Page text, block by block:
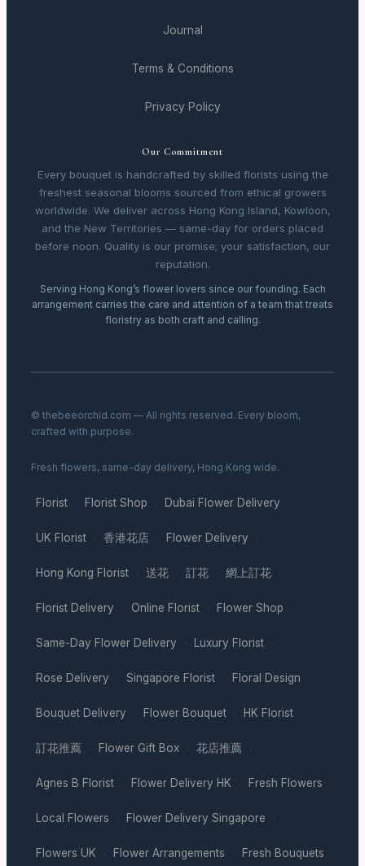
Journal
Terms & Conditions
Privacy Policy
Our Commitment
Every bouquet is handcrafted by skilled florists using the
freshest seasonal blooms sourced from ethical growers
worldwide. We deliver across Hong Kong Island, Kowloon,
and the New Territories — same-day for orders placed
before noon. Quality is our promise; your satisfaction, our
reputation.
Serving Hong Kong’s flower lovers since our founding. Each
arrangement carries the care and attention of a team that treats
floristry as both craft and calling.
© thebeeorchid.com — All rights reserved. Every bloom,
crafted with purpose.
Fresh flowers, same-day delivery, Hong Kong wide.
Florist · Florist Shop · Dubai Flower Delivery ·
UK Florist · 香港花店 · Flower Delivery ·
Hong Kong Florist · 送花 · 訂花 · 網上訂花 ·
Florist Delivery · Online Florist · Flower Shop ·
Same-Day Flower Delivery · Luxury Florist ·
Rose Delivery · Singapore Florist · Floral Design ·
Bouquet Delivery · Flower Bouquet · HK Florist ·
訂花推薦 · Flower Gift Box · 花店推薦 ·
Agnes B Florist · Flower Delivery HK · Fresh Flowers ·
Local Flowers · Flower Delivery Singapore ·
Flowers UK · Flower Arrangements · Fresh Bouquets